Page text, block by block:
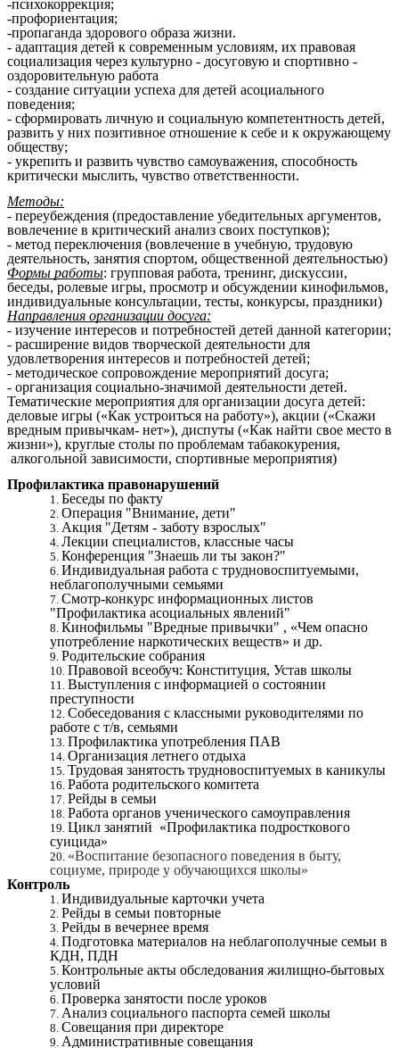
-психокоррекция;
-профориентация;
-пропаганда здорового образа жизни.
- адаптация детей к современным условиям, их правовая
социализация через культурно - досуговую и спортивно -
оздоровительную работа
- создание ситуации успеха для детей асоциального
поведения;
- сформировать личную и социальную компетентность детей,
развить у них позитивное отношение к себе и к окружающему
обществу;
- укрепить и развить чувство самоуважения, способность
критически мыслить, чувство ответственности.
Методы:
- переубеждения (предоставление убедительных аргументов,
вовлечение в критический анализ своих поступков);
- метод переключения (вовлечение в учебную, трудовую
деятельность, занятия спортом, общественной деятельностью)
Формы работы: групповая работа, тренинг, дискуссии,
беседы, ролевые игры, просмотр и обсуждении кинофильмов,
индивидуальные консультации, тесты, конкурсы, праздники)
Направления организации досуга:
- изучение интересов и потребностей детей данной категории;
- расширение видов творческой деятельности для
удовлетворения интересов и потребностей детей;
- методическое сопровождение мероприятий досуга;
- организация социально-значимой деятельности детей.
Тематические мероприятия для организации досуга детей:
деловые игры («Как устроиться на работу»), акции («Скажи
вредным привычкам- нет»), диспуты («Как найти свое место в
жизни»), круглые столы по проблемам табакокурения,
алкогольной зависимости, спортивные мероприятия)
Профилактика правонарушений
Беседы по факту
Операция "Внимание, дети"
Акция "Детям - заботу взрослых"
Лекции специалистов, классные часы
Конференция "Знаешь ли ты закон?"
Индивидуальная работа с трудновоспитуемыми,
неблагополучными семьями
Смотр-конкурс информационных листов
"Профилактика асоциальных явлений"
Кинофильмы "Вредные привычки" , «Чем опасно
употребление наркотических веществ» и др.
Родительские собрания
Правовой всеобуч: Конституция, Устав школы
Выступления с информацией о состоянии
преступности
Собеседования с классными руководителями по
работе с т/в, семьями
Профилактика употребления ПАВ
Организация летнего отдыха
Трудовая занятость трудновоспитуемых в каникулы
Работа родительского комитета
Рейды в семьи
Работа органов ученического самоуправления
Цикл занятий «Профилактика подросткового
суицида»
«Воспитание безопасного поведения в быту,
социуме, природе у обучающихся школы»
Контроль
Индивидуальные карточки учета
Рейды в семьи повторные
Рейды в вечернее время
Подготовка материалов на неблагополучные семьи в
КДН, ПДН
Контрольные акты обследования жилищно-бытовых
условий
Проверка занятости после уроков
Анализ социального паспорта семей школы
Совещания при директоре
Административные совещания